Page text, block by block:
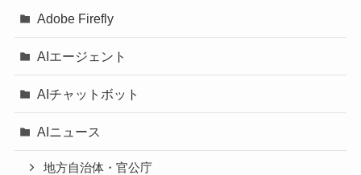
Adobe Firefly
AIエージェント
AIチャットボット
AIニュース
地方自治体・官公庁